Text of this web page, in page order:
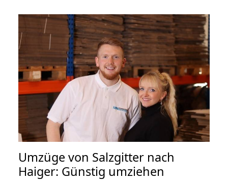
Umzüge von Salzgitter nach
Haiger: Günstig umziehen